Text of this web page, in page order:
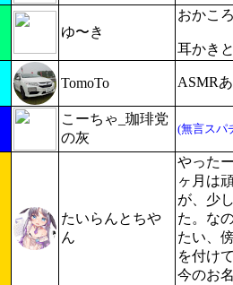
ゆ〜き
おかこ
耳かき
TomoTo
ASMR
こーちゃ_珈琲党
の灰
(無言スパ
たいらんとちや
ん
やった
ヶ月は
が、少
た。な
たい、
を付け
今のお